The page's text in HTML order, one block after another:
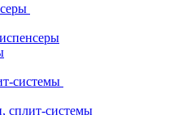
системы
сплит-системы